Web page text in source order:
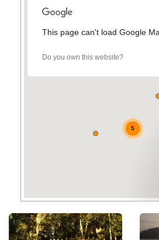
5
This page can't load Google
Do you own this website?